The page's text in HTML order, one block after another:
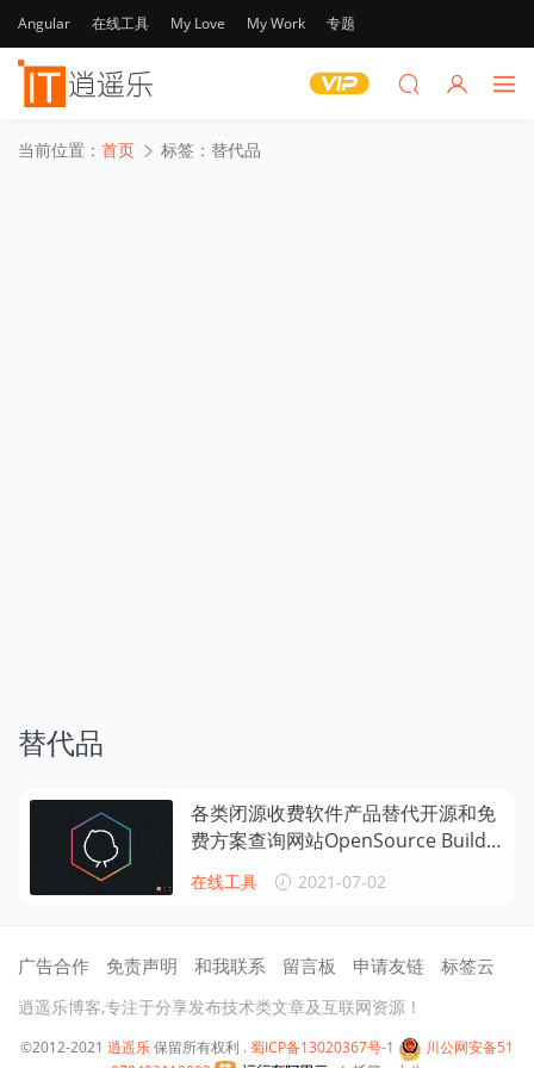
Angular 在线工具 My Love My Work 专题
当前位置： 首页 标签：替代品
替代品
各类闭源收费软件产品替代开源和免
费方案查询网站OpenSource Builde
在线工具 2021-07-02
广告合作 免责声明 和我联系 留言板 申请友链 标签云
逍遥乐博客,专注于分享发布技术类文章及互联网资源！
©2012-2021 逍遥乐保留所有权利 . 蜀ICP备13020367号-1
川公网安备51